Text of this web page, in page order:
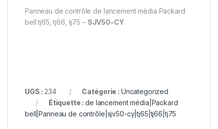
Panneau de contrôle de lancement média Packard
bell tj65, tj66, tj75 – SJV50-CY
UGS : 234 Catégorie : Uncategorized
Étiquette :de lancement média|Packard
bell|Panneau de contrôle|sjv50-cy|tj65|tj66|tj75